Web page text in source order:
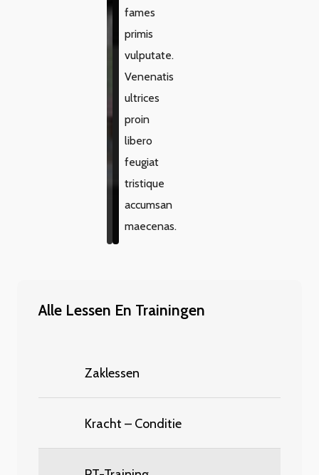
fames
primis
vulputate.
Venenatis
ultrices
proin
libero
feugiat
tristique
accumsan
maecenas.
Alle Lessen En Trainingen
Zaklessen
Kracht – Conditie